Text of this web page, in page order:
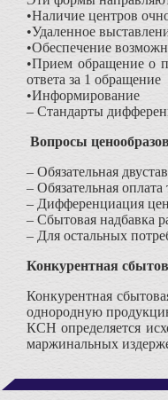
•Наличие центров
•Удаленное
•Обеспечение
•Прием обращение о
ответа за 1 обращение
•Информирование
– Стандарты
Вопросы
– Обязательная
– Обязательная
– Дифференциация цен
– Сбытовая надбавка
– Для остальных
Конкурентная
Конкурентная
однородную
КСН определяется
маржинальных